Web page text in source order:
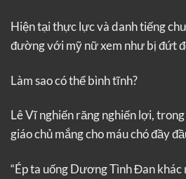
Hiện tại thực lực và danh tiếng
đường với mỹ nữ xem như bị đứt
Làm sao có thể bình tĩnh?
Lê Vĩ nghiến răng nghiến lợi,
giáo chủ mắng cho máu chó đầy
“Ép ta uống Dương Tình Đan